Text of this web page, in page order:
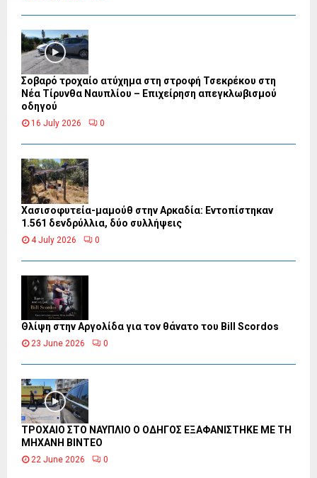
Σοβαρό τροχαίο ατύχημα στη στροφή Τσεκρέκου στη
Νέα Τίρυνθα Ναυπλίου – Επιχείρηση απεγκλωβισμού
οδηγού
16 July 2026 0
Χασισοφυτεία-μαμούθ στην Αρκαδία: Εντοπίστηκαν
1.561 δενδρύλλια, δύο συλλήψεις
4 July 2026 0
Θλίψη στην Αργολίδα για τον θάνατο του Bill Scordos
23 June 2026 0
ΤΡΟΧΑΙΟ ΣΤΟ ΝΑΥΠΛΙΟ Ο ΟΔΗΓΟΣ ΕΞΑΦΑΝΙΣΤΗΚΕ ΜΕ ΤΗ
ΜΗΧΑΝΗ ΒΙΝΤΕΟ
22 June 2026 0